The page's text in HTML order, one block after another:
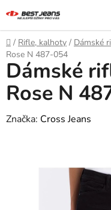
na
obsah
Domů
/ Rifle, kalhoty / Dámské
Rose N 487-054
Dámské
Rose N
Značka: Cross Jeans